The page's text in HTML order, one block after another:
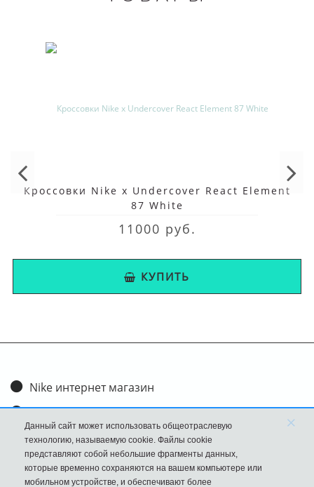
Кроссовки Nike x Undercover React Element
87 White
11000 руб.
КУПИТЬ
Nike интернет магазин
Доставка и оплата
Обмен и возврат
Размеры
Данный сайт может использовать общеотраслевую
технологию, называемую cookie. Файлы cookie
представляют собой небольшие фрагменты данных,
которые временно сохраняются на вашем компьютере или
мобильном устройстве, и обеспечивают более
×